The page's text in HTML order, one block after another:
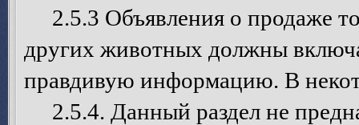
2.5.3 Объявления о продаже
других животных должны
правдивую информацию. В
2.5.4. Данный раздел не